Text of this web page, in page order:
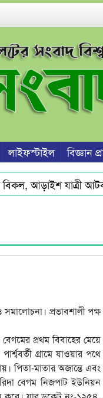
লাইফস্টাইল বিজ্ঞান
আড়াইশ যাত্রী আটকা
ঊর্ধ্বগতি
প্রভাবশালী পক্ষ
প্রথম বিবাহের মেয়ে
গ্রামে যাওয়ার পথে
পিতা-মাতার অজান্তে এবং
বেগম নিজপাট ইউনিয়ন